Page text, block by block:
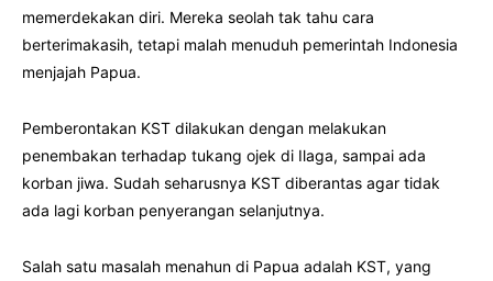
memerdekakan diri. Mereka seolah tak tahu cara
berterimakasih, tetapi malah menuduh pemerintah Indonesia
menjajah Papua.
Pemberontakan KST dilakukan dengan melakukan
penembakan terhadap tukang ojek di Ilaga, sampai ada
korban jiwa. Sudah seharusnya KST diberantas agar tidak
ada lagi korban penyerangan selanjutnya.
Salah satu masalah menahun di Papua adalah KST, yang